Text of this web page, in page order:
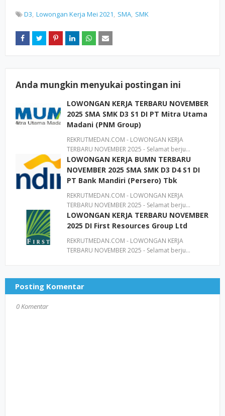
D3 Lowongan Kerja Mei 2021 SMA SMK
Anda mungkin menyukai postingan ini
LOWONGAN KERJA TERBARU NOVEMBER
2025 SMA SMK D3 S1 DI PT Mitra Utama
Madani (PNM Group)
REKRUTMEDAN.COM - LOWONGAN KERJA
TERBARU NOVEMBER 2025 - Selamat berju…
LOWONGAN KERJA BUMN TERBARU
NOVEMBER 2025 SMA SMK D3 D4 S1 DI
PT Bank Mandiri (Persero) Tbk
REKRUTMEDAN.COM - LOWONGAN KERJA
TERBARU NOVEMBER 2025 - Selamat berju…
LOWONGAN KERJA TERBARU NOVEMBER
2025 DI First Resources Group Ltd
REKRUTMEDAN.COM - LOWONGAN KERJA
TERBARU NOVEMBER 2025 - Selamat berju…
Posting Komentar
0 Komentar